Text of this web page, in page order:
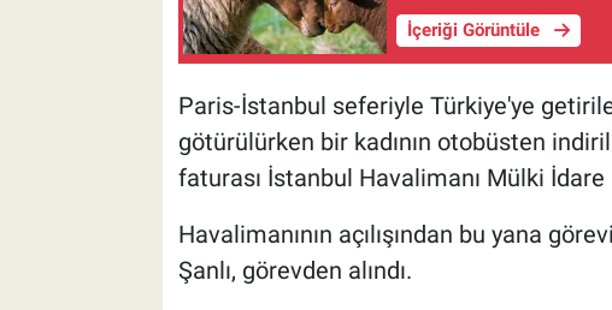
İçeriği Görüntüle
Paris-İstanbul seferiyle Türkiye'ye
götürülürken bir kadının otobüsten
faturası İstanbul Havalimanı Mülki
Havalimanının açılışından bu yana
Şanlı, görevden alındı.